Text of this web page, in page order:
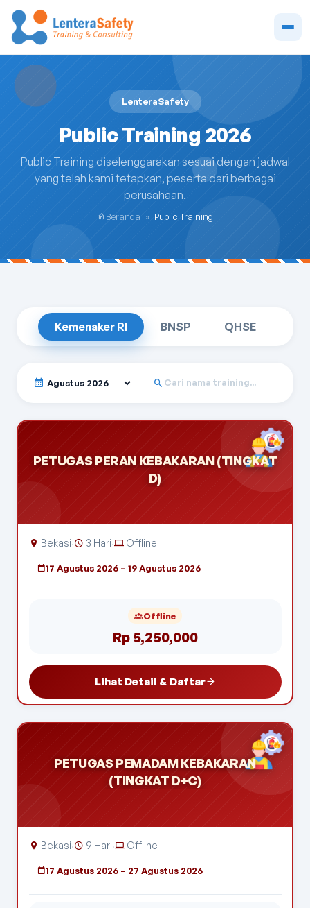
LenteraSafety
Public Training 2026
Public Training diselenggarakan sesuai dengan jadwal
yang telah kami tetapkan, peserta dari berbagai
perusahaan.
Beranda » Public Training
Kemenaker RI BNSP QHSE
Tampilkan Bulan Cari nama training
PETUGAS PERAN KEBAKARAN (TINGKAT
D)
Bekasi· 3 Hari· Offline
17 Agustus 2026 – 19 Agustus 2026
Offline
Rp 5,250,000
Lihat Detail & Daftar
PETUGAS PEMADAM KEBAKARAN
(TINGKAT D+C)
Bekasi· 9 Hari· Offline
17 Agustus 2026 – 27 Agustus 2026